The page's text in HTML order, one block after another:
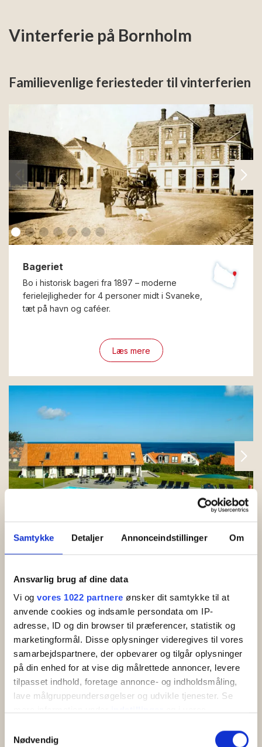
Samtykke Detaljer Annonceindstillinger Om
Ansvarlig brug af dine data
Vi og vores 1022 partnere ønsker dit samtykke til at
anvende cookies og indsamle persondata om IP-
adresse, ID og din browser til præferencer, statistik og
marketingformål. Disse oplysninger videregives til vores
samarbejdspartnere, der opbevarer og tilgår oplysninger
på din enhed for at vise dig målrettede annoncer, levere
tilpasset indhold, foretage annonce- og indholdsmåling,
lave målgruppeundersøgelser og udvikle tjenester. Se
tilbage eller ændre indstillinger fra vores
Nødvendig
Vinterferie på Bornholm
Familievenlige feriesteder til vinterferien
Bageriet
Bo i historisk bageri fra 1897 – moderne
ferielejligheder for 4 personer midt i Svaneke,
tæt på havn og caféer.
Læs mere
4-5 personer i Gudhjem. 900 meter til Melsted
Læs mere